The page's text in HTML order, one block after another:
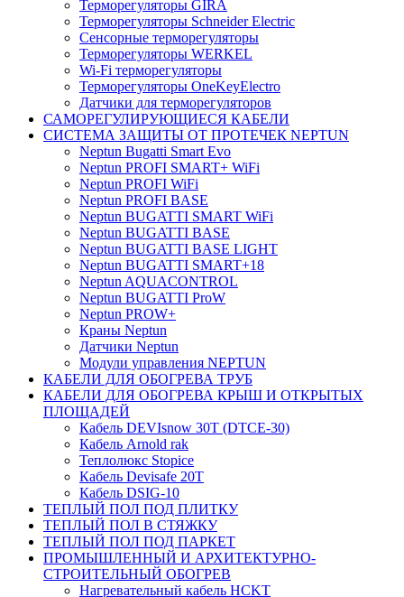
Терморегуляторы GIRA
Терморегуляторы Schneider Electric
Сенсорные терморегуляторы
Терморегуляторы WERKEL
Wi-Fi терморегуляторы
Терморегуляторы OneKeyElectro
Датчики для терморегуляторов
САМОРЕГУЛИРУЮЩИЕСЯ КАБЕЛИ
СИСТЕМА ЗАЩИТЫ ОТ ПРОТЕЧЕК NEPTUN
Neptun Bugatti Smart Evo
Neptun PROFI SMART+ WiFi
Neptun PROFI WiFi
Neptun PROFI BASE
Neptun BUGATTI SMART WiFi
Neptun BUGATTI BASE
Neptun BUGATTI BASE LIGHT
Neptun BUGATTI SMART+18
Neptun AQUACONTROL
Neptun BUGATTI ProW
Neptun PROW+
Краны Neptun
Датчики Neptun
Модули управления NEPTUN
КАБЕЛИ ДЛЯ ОБОГРЕВА ТРУБ
КАБЕЛИ ДЛЯ ОБОГРЕВА КРЫШ И ОТКРЫТЫХ
ПЛОЩАДЕЙ
Кабель DEVIsnow 30Т (DTCE-30)
Кабель Arnold rak
Теплолюкс Stopice
Кабель Devisafe 20T
Кабель DSIG-10
ТЕПЛЫЙ ПОЛ ПОД ПЛИТКУ
ТЕПЛЫЙ ПОЛ В СТЯЖКУ
ТЕПЛЫЙ ПОЛ ПОД ПАРКЕТ
ПРОМЫШЛЕННЫЙ И АРХИТЕКТУРНО-
СТРОИТЕЛЬНЫЙ ОБОГРЕВ
Нагревательный кабель НCKТ